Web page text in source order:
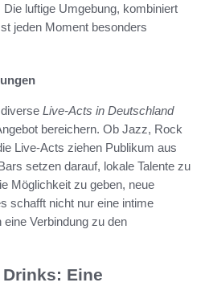
luftige Umgebung, kombiniert
jeden Moment besonders
Live-Acts in Deutschland
bereichern. Ob Jazz, Rock
Live-Acts ziehen Publikum aus
setzen darauf, lokale Talente zu
Möglichkeit zu geben, neue
schafft nicht nur eine intime
Verbindung zu den
Eine